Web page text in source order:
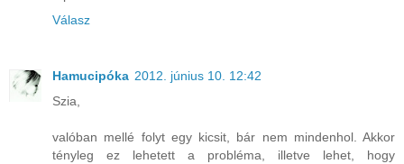
Válasz
Hamucipóka 2012. június 10. 12:42
Szia,
valóban mellé folyt egy kicsit, bár nem mindenhol. Akkor
tényleg ez lehetett a probléma, illetve lehet, hogy